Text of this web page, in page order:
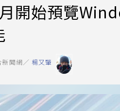
開始預覽
新聞網／ 楊又肇